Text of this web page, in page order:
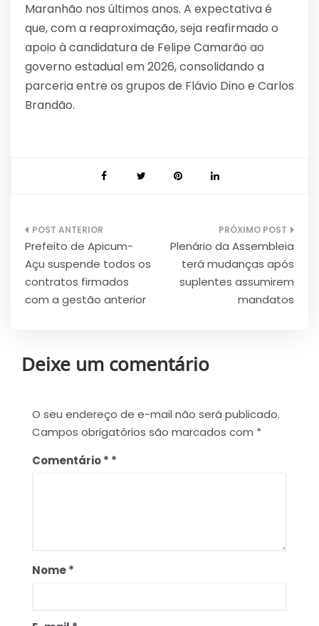
Maranhão nos últimos anos. A expectativa é
que, com a reaproximação, seja reafirmado o
apoio à candidatura de Felipe Camarão ao
governo estadual em 2026, consolidando a
parceria entre os grupos de Flávio Dino e Carlos
Brandão.
Navegação
de
Post
Prefeito de Apicum-
Açu suspende todos os
contratos firmados
com a gestão anterior
Plenário da Assembleia
terá mudanças após
suplentes assumirem
mandatos
Deixe um comentário
O seu endereço de e-mail não será publicado.
Campos obrigatórios são marcados com *
Comentário*
Nome*